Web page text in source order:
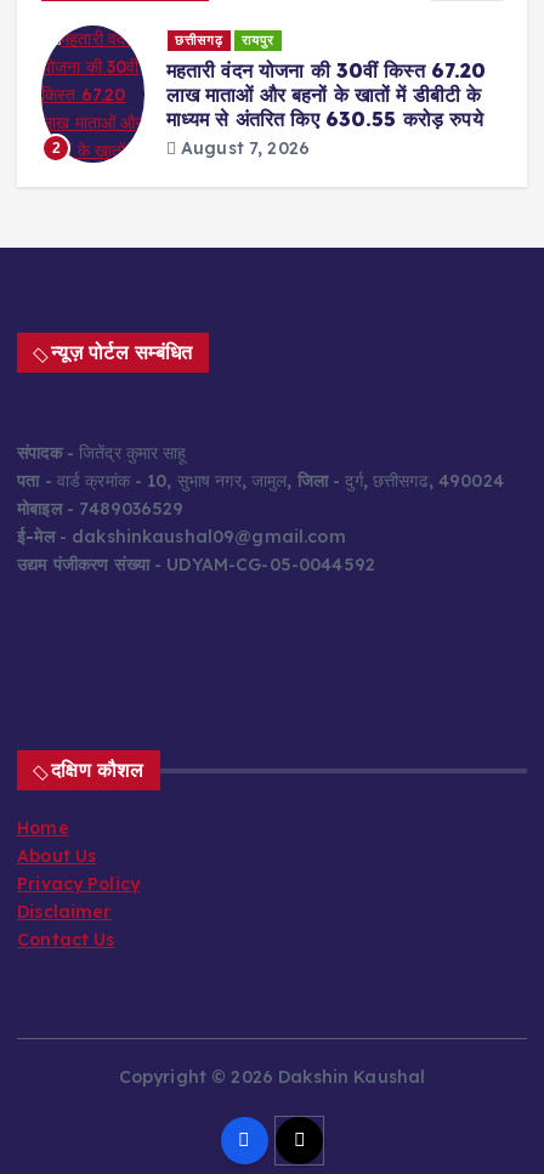
2
छत्तीसगढ़ रायपुर
महतारी वंदन योजना की 30वीं किस्त 67.20
लाख माताओं और बहनों के खातों में डीबीटी के
माध्यम से अंतरित किए 630.55 करोड़ रुपये
August 7, 2026
न्यूज़ पोर्टल सम्बंधित
संपादक- जितेंद्र कुमार साहू
पता- वार्ड क्रमांक - 10, सुभाष नगर, जामुल, जिला- दुर्ग, छत्तीसगढ, 490024
मोबाइल- 7489036529
ई-मेल- dakshinkaushal09@gmail.com
उद्यम पंजीकरण संख्या- UDYAM-CG-05-0044592
दक्षिण कौशल
Home
About Us
Privacy Policy
Disclaimer
Contact Us
Copyright © 2026 Dakshin Kaushal